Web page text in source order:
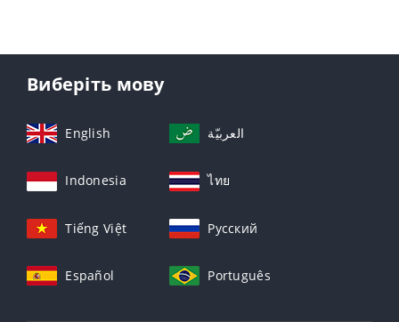
Виберіть мову
English العربيّة
Indonesia ไทย
Tiếng Việt Русский
Español Português